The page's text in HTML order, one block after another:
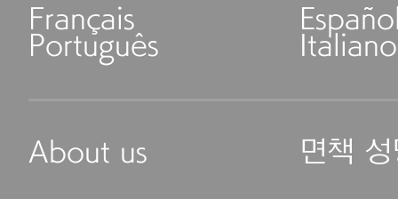
Français
Português Italiano
About us 면책